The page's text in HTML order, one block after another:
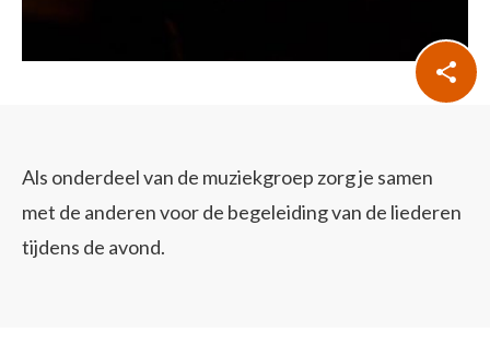
Als onderdeel van de muziekgroep zorg je samen
met de anderen voor de begeleiding van de liederen
tijdens de avond.